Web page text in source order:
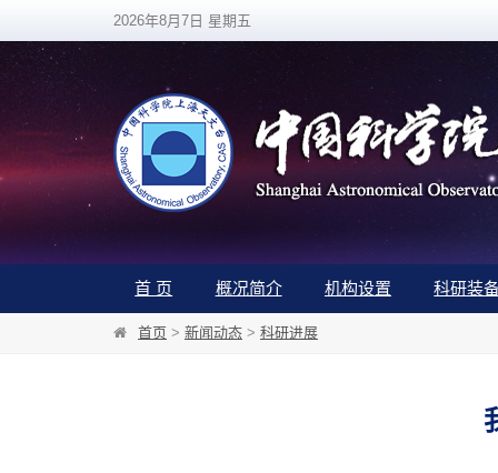
2026年8月7日 星期五
首 页 概况简介 机构设置 科研装
首页 > 新闻动态 > 科研进展